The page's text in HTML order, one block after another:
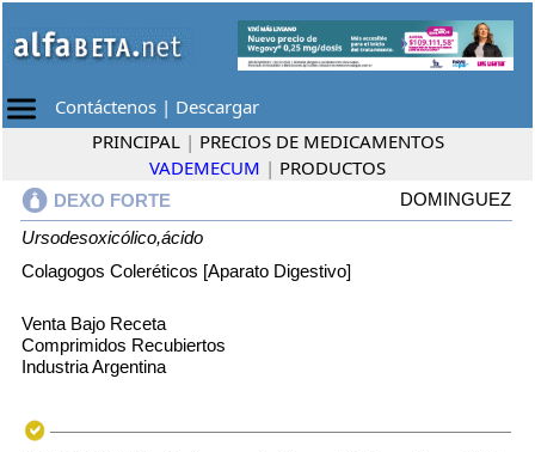
Contáctenos | Descargar
PRINCIPAL | PRECIOS DE MEDICAMENTOS
VADEMECUM | PRODUCTOS
DEXO FORTE
DOMINGUEZ
Ursodesoxicólico,ácido
Colagogos Coleréticos [Aparato Digestivo]
Venta Bajo Receta
Comprimidos Recubiertos
Industria Argentina